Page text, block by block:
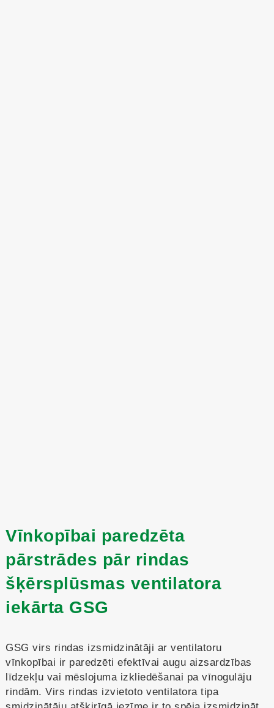
Vīnkopībai paredzēta
pārstrādes pār rindas
šķērsplūsmas ventilatora
iekārta GSG
GSG virs rindas izsmidzinātāji ar ventilatoru
vīnkopībai ir paredzēti efektīvai augu aizsardzības
līdzekļu vai mēslojuma izkliedēšanai pa vīnogulāju
rindām. Virs rindas izvietoto ventilatora tipa